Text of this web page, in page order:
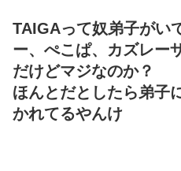
TAIGAって奴弟子がい
ー、ぺこぱ、カズレー
だけどマジなのか？
ほんとだとしたら弟子
かれてるやんけ